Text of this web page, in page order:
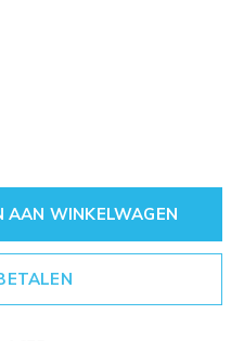
AAN WINKELWAGEN